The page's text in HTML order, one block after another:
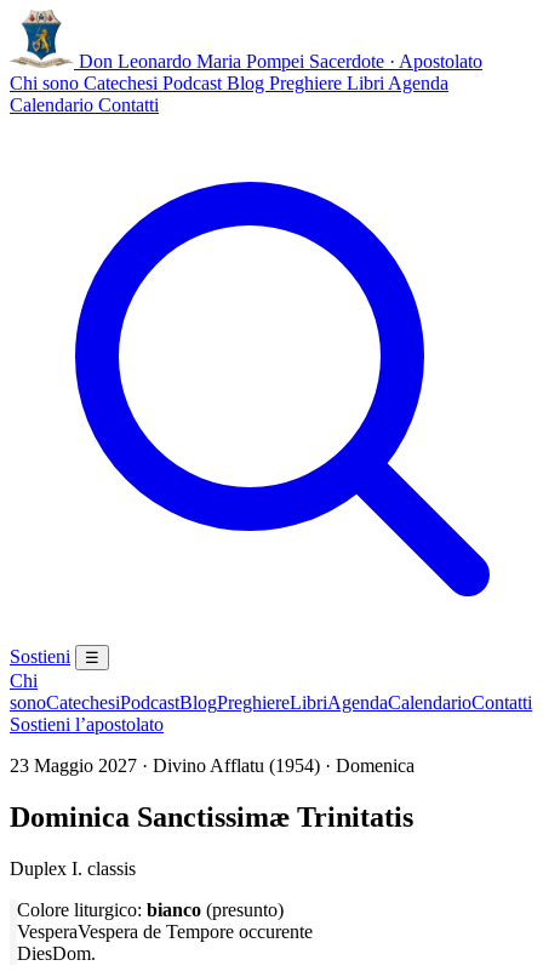
Don Leonardo Maria Pompei Sacerdote · Apostolato
Chi sono Catechesi Podcast Blog Preghiere Libri Agenda
Calendario Contatti
Sostieni ☰
Chi
sonoCatechesiPodcastBlogPreghiereLibriAgendaCalendarioContatti
Sostieni l’apostolato
23 Maggio 2027 · Divino Afflatu (1954) · Domenica
Dominica Sanctissimæ Trinitatis
Duplex I. classis
Colore liturgico: bianco (presunto)
VesperaVespera de Tempore occurente
DiesDom.